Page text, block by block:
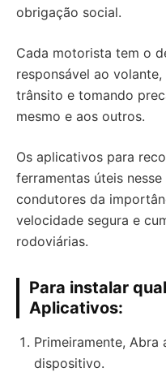
obrigação social.
Cada motorista tem o
responsável ao
trânsito e tomando
mesmo e aos outros.
Os aplicativos para
ferramentas úteis
condutores da
velocidade segura e
rodoviárias.
Para instalar
Aplicativos:
Primeiramente,
dispositivo.